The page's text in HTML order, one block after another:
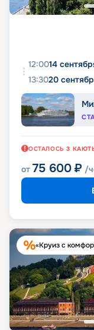
12:0014
13:3020
ОСТАЛОСЬ 3
от 75 600 ₽ /
«Круиз с